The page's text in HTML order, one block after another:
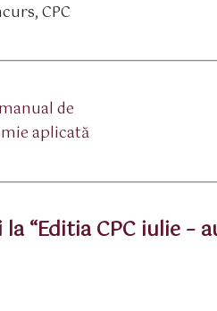
,CPC
de
aplicată
“Editia CPC iulie –